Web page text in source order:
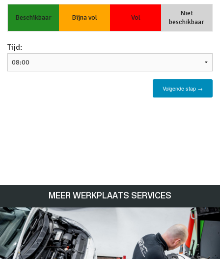
MEER WERKPLAATS SERVICES